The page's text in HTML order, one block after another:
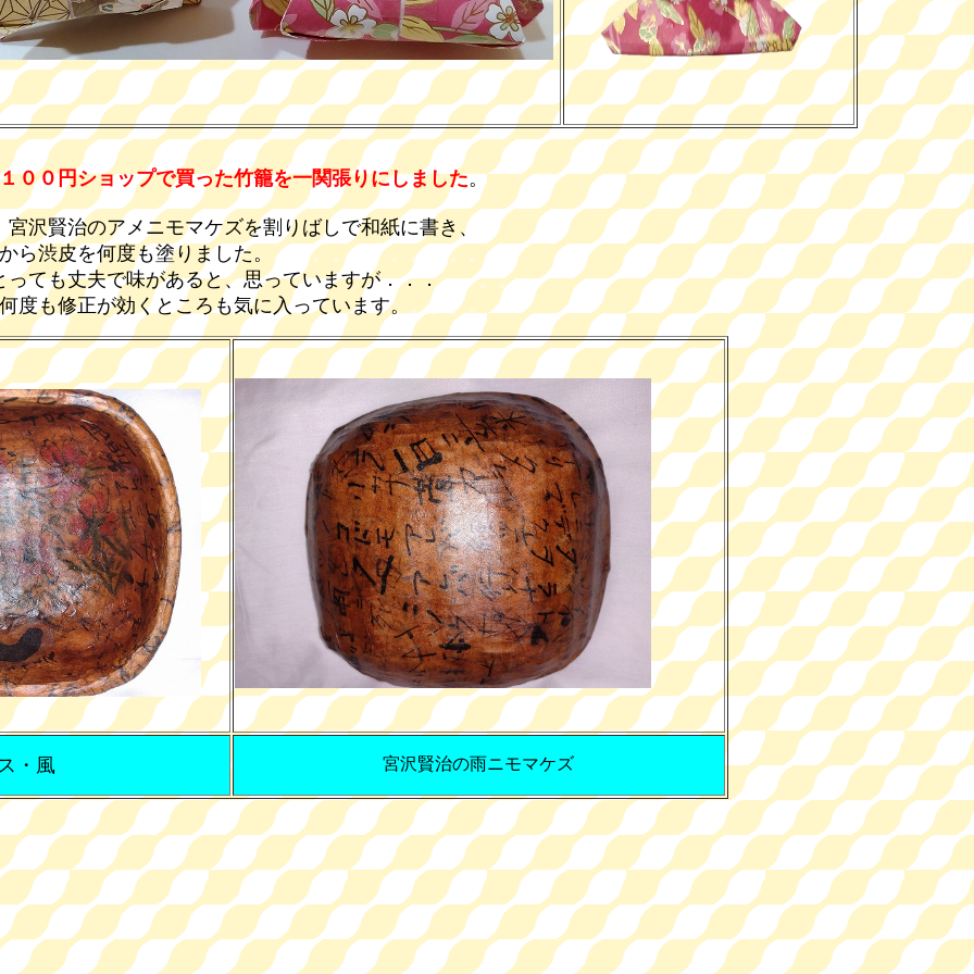
１００円ショップで買った竹籠を一関張りにしました。
宮沢賢治のアメニモマケズを割りばしで和紙に書き、
ら渋皮を何度も塗りました。 。。。。。。。。。。。。
ても丈夫で味があると、思っていますが．．．。。。。
何度も修正が効くところも気に入っています。 。。。。
・風 宮沢賢治の雨ニモマケズ